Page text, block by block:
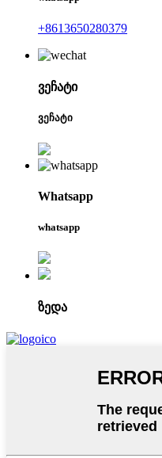
+8613650280379
ვეჩატი
ვეჩატი
Whatsapp
whatsapp
ზედა